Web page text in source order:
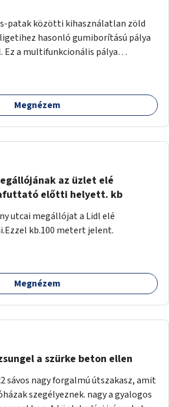
patak közötti kihasználatlan zöld
hasonló gumiborítású pálya
Ez a multifunkcionális pálya
Megnézem
az üzlet elé
előtti helyett. kb
utcai megállójat a Lidl elé
kb.100 metert jelent.
Megnézem
a szürke beton ellen
sávos nagy forgalmú útszakasz, amit
szegélyeznek. nagy a gyalogos